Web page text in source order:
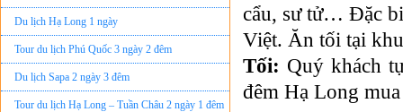
Du lịch Hạ Long 1 ngày
Tour du lịch Phú Quốc 3 ngày 2 đêm
Du lịch Sapa 2 ngày 3 đêm
Tour du lịch Hạ Long – Tuần Châu 2 ngày 1 đêm
cẩu, sư tử… Đặc
Việt. Ăn tối tại
Tối: Quý khách
đêm Hạ Long